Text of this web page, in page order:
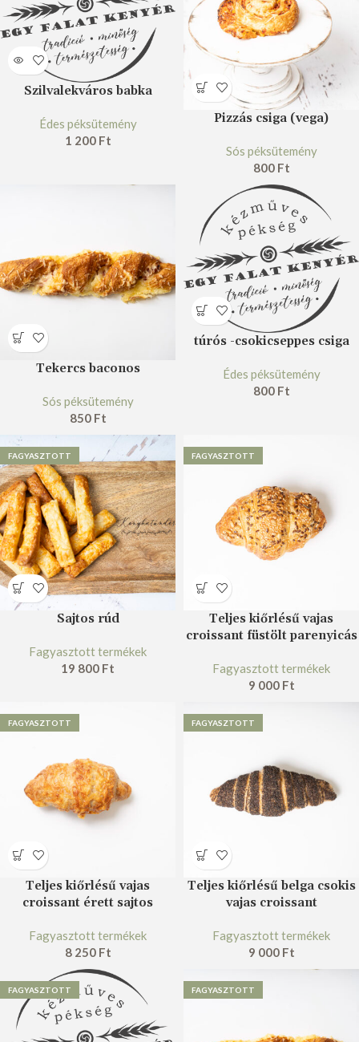
Szilvalekváros babka
Édes péksütemény
1 200 Ft
Pizzás csiga (vega)
Sós péksütemény
800 Ft
Tekercs baconos
Sós péksütemény
850 Ft
túrós -csokicseppes csiga
Édes péksütemény
800 Ft
FAGYASZTOTT
Sajtos rúd
Fagyasztott termékek
19 800 Ft
FAGYASZTOTT
Teljes kiőrlésű vajas
croissant füstölt parenyicás
Fagyasztott termékek
9 000 Ft
FAGYASZTOTT
Teljes kiőrlésű vajas
croissant érett sajtos
Fagyasztott termékek
8 250 Ft
FAGYASZTOTT
Teljes kiőrlésű belga csokis
vajas croissant
Fagyasztott termékek
9 000 Ft
FAGYASZTOTT FAGYASZTOTT